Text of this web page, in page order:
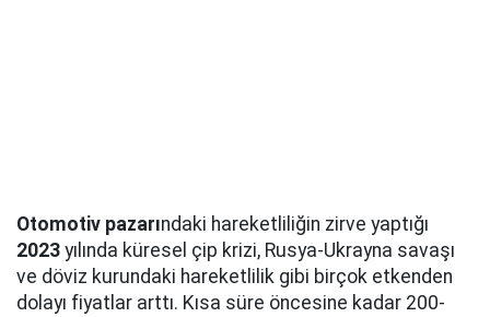
Otomotiv pazarındaki hareketliliğin zirve yaptığı
2023 yılında küresel çip krizi, Rusya-Ukrayna savaşı
ve döviz kurundaki hareketlilik gibi birçok etkenden
dolayı fiyatlar arttı. Kısa süre öncesine kadar 200-